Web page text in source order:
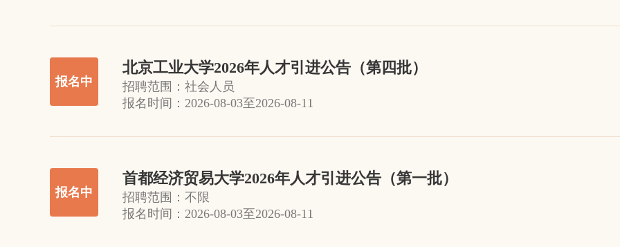
报名中
北京工业大学2026年人才引进公告（第四批）
招聘范围： 社会人员
报名时间： 2026-08-03至2026-08-11
报名中
首都经济贸易大学2026年人才引进公告（第一批）
招聘范围： 不限
报名时间： 2026-08-03至2026-08-11